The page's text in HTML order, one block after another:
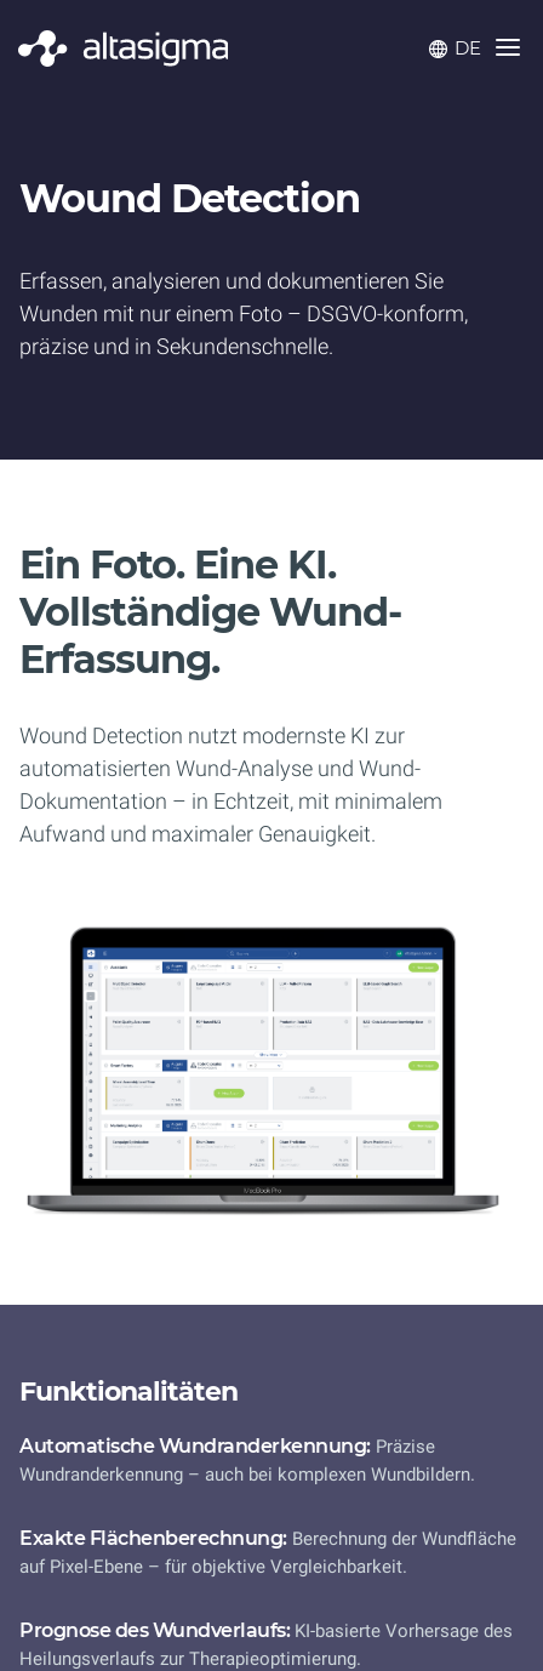
DE
Wound Detection
Erfassen, analysieren und dokumentieren Sie
Wunden mit nur einem Foto – DSGVO-konform,
präzise und in Sekundenschnelle.
Ein Foto. Eine KI.
Vollständige Wund-
Erfassung.
Wound Detection nutzt modernste KI zur
automatisierten Wund-Analyse und Wund-
Dokumentation – in Echtzeit, mit minimalem
Aufwand und maximaler Genauigkeit.
Funktionalitäten
Automatische Wundranderkennung: Präzise
Wundranderkennung – auch bei komplexen Wundbildern.
Exakte Flächenberechnung: Berechnung der Wundfläche
auf Pixel-Ebene – für objektive Vergleichbarkeit.
Prognose des Wundverlaufs: KI-basierte Vorhersage des
Heilungsverlaufs zur Therapieoptimierung.